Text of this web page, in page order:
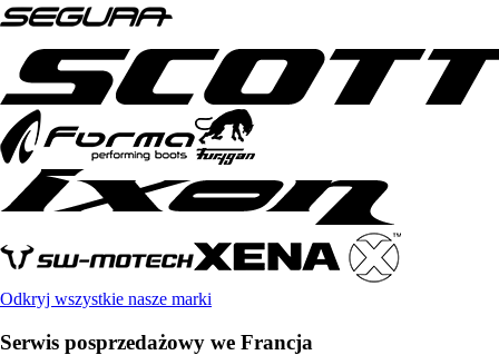
Odkryj wszystkie nasze marki
Serwis posprzedażowy we Francja